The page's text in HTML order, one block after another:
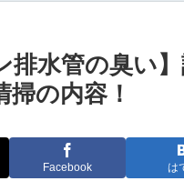
排水管の臭い
の内容！
Facebook は